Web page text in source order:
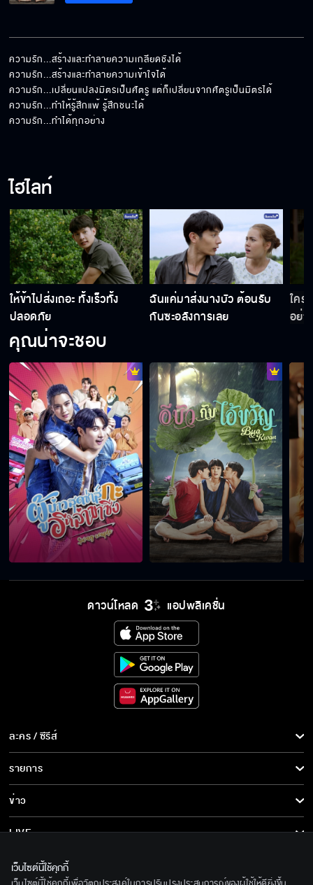
เรามาร่วมมือกัน
ฉันไม่มีวันแต่งงานคนอย่างแก
ไอ้ขวัญมันชอบเอ็งหรือเปล่าวะ
ความรัก...สร้างและทำลายความเกลียดชังได้
ความรัก...สร้างและทำลายความเข้าใจได้
ความรัก...เปลี่ยนแปลงมิตรเป็นศัตรู แต่ก็เปลี่ยนจากศัตรูเป็นมิตรได้
ความรัก...ทำให้รู้สึกแพ้ รู้สึกชนะได้
ความรัก...ทำได้ทุกอย่าง
ไฮไลท์
ให้ข้าไปส่งเถอะ ทั้งเร็วทั้ง
ปลอดภัย
ฉันแค่มาส่งนางบัว ต้อนรับ
กันซะอลังการเลย
ใคร
อย่า
คุณน่าจะชอบ
ดาวน์โหลด แอปพลิเคชั่น
ละคร / ซีรีส์
ละคร/ซีรีส์
ซีรีส์นานาชาติ
การ์ตูน & เกม
รายการ
รายการทั้งหมด
ข่าว
ข่าวทั้งหมด
ข่าวประชาสัมพันธ์
LIVE
เกี่ยวกับเรา
เว็บไซต์นี้ใช้คุกกี้